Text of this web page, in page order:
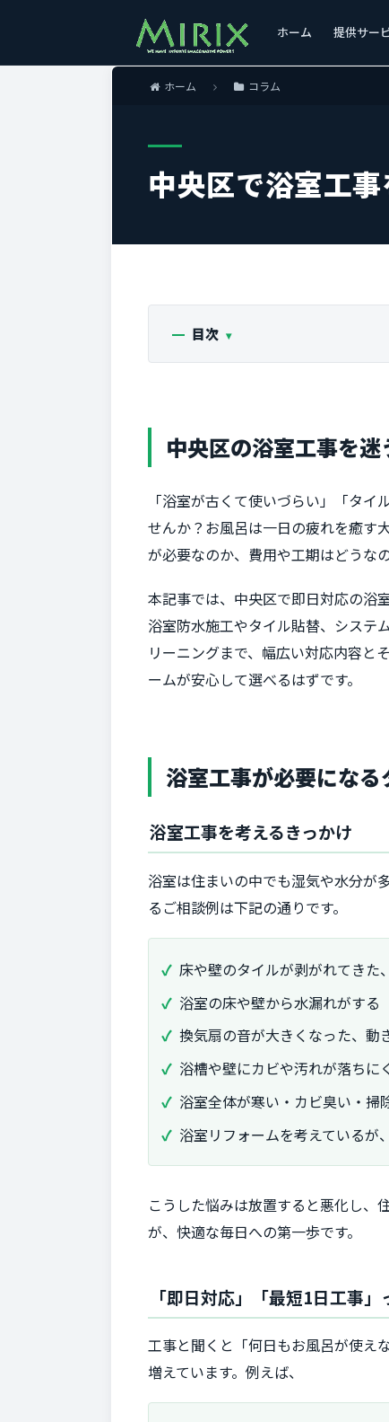
ホーム 提供サー
ホーム コラム
中央区で浴室工
目次
中央区の浴室工事を
「浴室が古くて使いづらい」「タ
せんか？お風呂は一日の疲れを癒す
が必要なのか、費用や工期はどうな
本記事では、中央区で即日対応の浴
浴室防水施工やタイル貼替、システ
リーニングまで、幅広い対応内容と
ームが安心して選べるはずです。
浴室工事が必要にな
浴室工事を考えるきっかけ
浴室は住まいの中でも湿気や水分が
るご相談例は下記の通りです。
床や壁のタイルが剥がれてきた
浴室の床や壁から水漏れがする
換気扇の音が大きくなった、動
浴槽や壁にカビや汚れが落ちに
浴室全体が寒い・カビ臭い・掃
浴室リフォームを考えているが
こうした悩みは放置すると悪化し、
が、快適な毎日への第一歩です。
「即日対応」「最短1日工事
工事と聞くと「何日もお風呂が使え
増えています。例えば、